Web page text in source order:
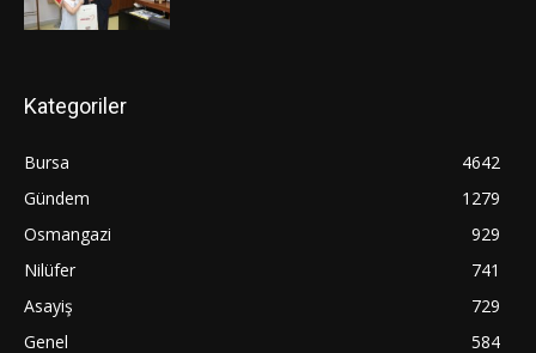
Kategoriler
Bursa
4642
Gündem
1279
Osmangazi
929
Nilüfer
741
Asayiş
729
Genel
584